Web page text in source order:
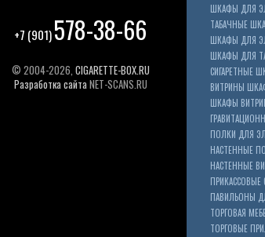
+7 (901)578-38-66
© 2004-2026, CIGARETTE-BOX.RU
Разработка сайтаNET-SCANS.RU
ШКАФЫ ДЛЯ
ТАБАЧНЫЕ
ШКАФЫ ДЛЯ
ШКАФЫ ДЛЯ
СИГАРЕТНЫЕ
ВИТРИНЫ
ШКАФЫ
ПОЛКИ ДЛЯ
НАСТЕННЫЕ
НАСТЕННЫЕ
ПРИКАССОВЫЕ
ПАВИЛЬОНЫ
ТОРГОВАЯ
ТОРГОВЫЕ